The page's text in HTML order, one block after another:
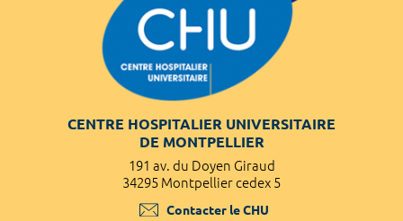
CENTRE HOSPITALIER UNIVERSITAIRE
DE MONTPELLIER
191 av. du Doyen Giraud
34295 Montpellier cedex 5
Contacter le CHU